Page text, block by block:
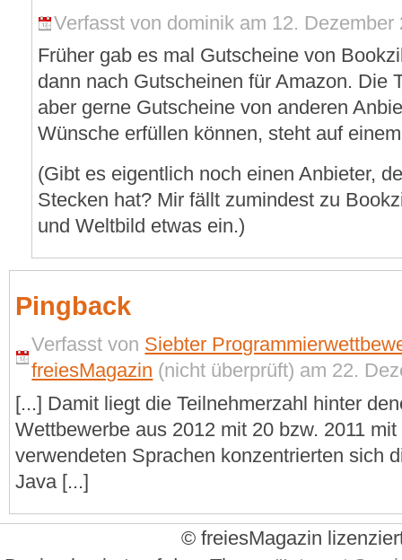
Verfasst von dominik am 12. Dezember
Früher gab es mal Gutscheine von
dann nach Gutscheinen für Amazon. Die
aber gerne Gutscheine von anderen
Wünsche erfüllen können, steht auf
(Gibt es eigentlich noch einen Anbieter,
Stecken hat? Mir fällt zumindest zu
und Weltbild etwas ein.)
Pingback
Verfasst von Siebter
freiesMagazin (nicht überprüft) am 22.
[...] Damit liegt die Teilnehmerzahl hinter
Wettbewerbe aus 2012 mit 20 bzw. 2011
verwendeten Sprachen konzentrierten sich
Java [...]
© freiesMagazin